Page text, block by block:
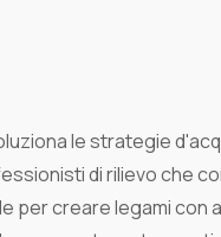
le strategie
di rilievo che
per creare legami